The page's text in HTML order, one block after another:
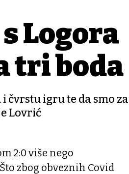
Logora
tri boda
igru te da smo
Lovrić
2:0 više nego
zbog obveznih Covid